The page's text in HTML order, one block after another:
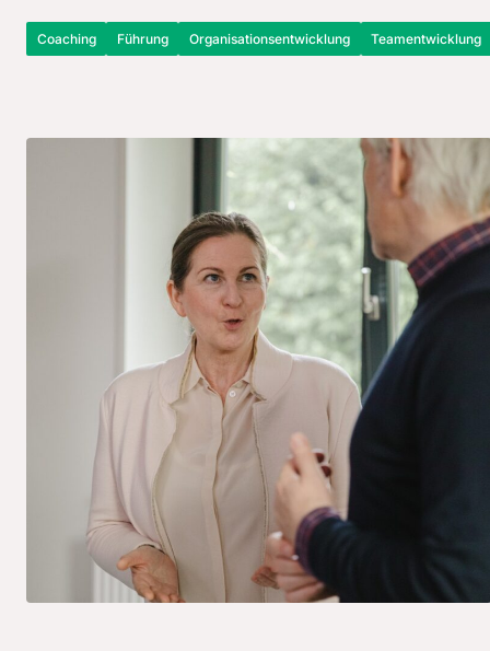
Coaching Führung Organisationsentwicklung Teamentwicklung